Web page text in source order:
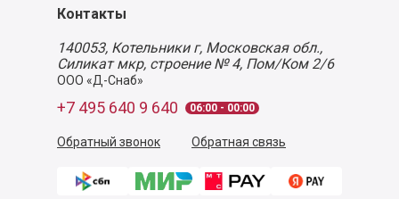
Контакты
140053, Котельники г, Московская обл.,
Силикат мкр, строение № 4, Пом/Ком 2/6
ООО «Д-Снаб»
+7 495 640 9 640 06:00 - 00:00
Обратный звонок Обратная связь